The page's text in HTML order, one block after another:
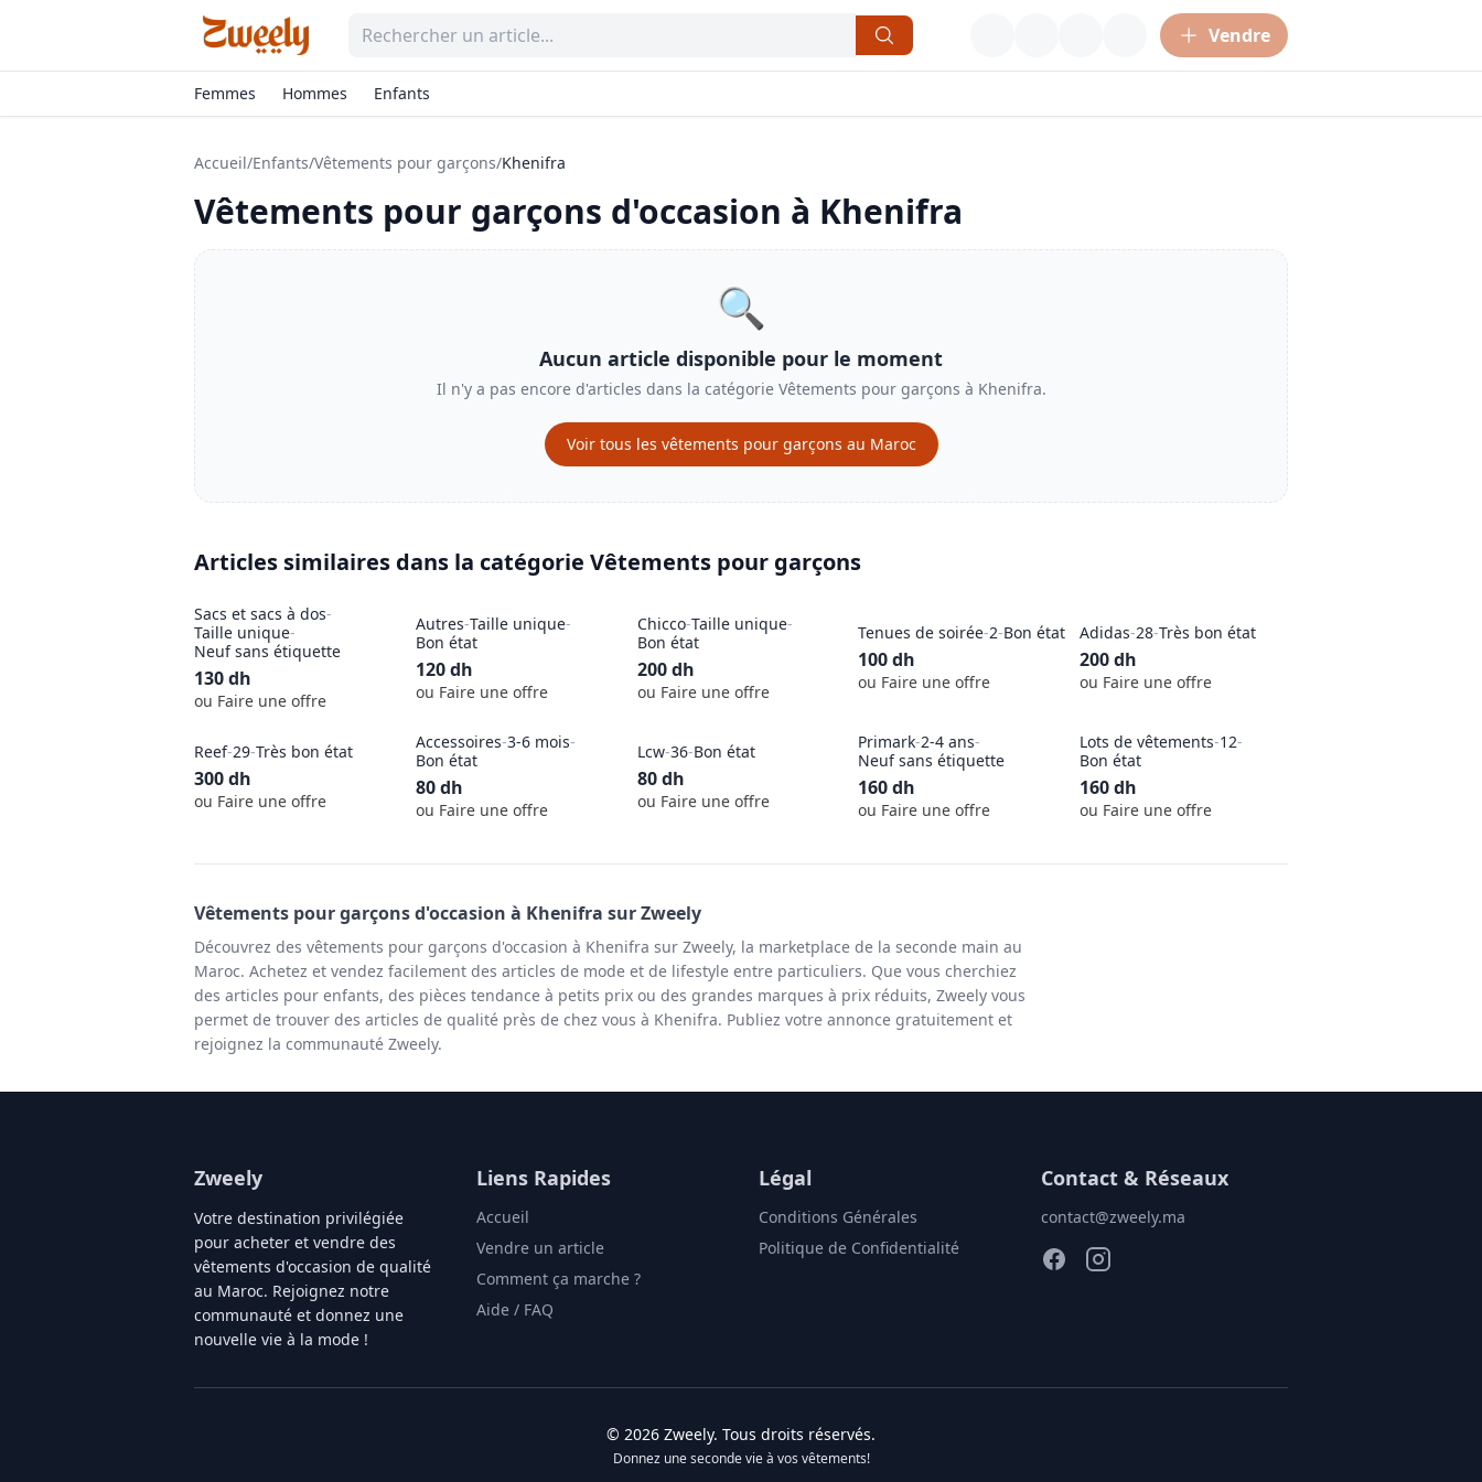
Vendre
Femmes Hommes Enfants
Accueil/Enfants/Vêtements pour garçons/Khenifra
Vêtements pour garçons d'occasion à Khenifra
🔍
Aucun article disponible pour le moment
Il n'y a pas encore d'articles dans la catégorie Vêtements pour garçons à Khenifra.
Voir tous les vêtements pour garçons au Maroc
Articles similaires dans la catégorie Vêtements pour garçons
Sacs et sacs à dos-
Taille unique-
Neuf sans étiquette
130dh
ou Faire une offre
Autres-Taille unique-
Bon état
120dh
ou Faire une offre
Chicco-Taille unique-
Bon état
200dh
ou Faire une offre
Tenues de soirée-2-Bon état
100dh
ou Faire une offre
Adidas-28-Très bon état
200dh
ou Faire une offre
Reef-29-Très bon état
300dh
ou Faire une offre
Accessoires-3-6 mois-
Bon état
80dh
ou Faire une offre
Lcw-36-Bon état
80dh
ou Faire une offre
Primark-2-4 ans-
Neuf sans étiquette
160dh
ou Faire une offre
Lots de vêtements-12-
Bon état
160dh
ou Faire une offre
Vêtements pour garçonsd'occasion à Khenifra sur Zweely
Découvrez des vêtements pour garçons d'occasion à Khenifra sur Zweely, la marketplace de la seconde main au
Maroc. Achetez et vendez facilement des articles de mode et de lifestyle entre particuliers. Que vous cherchiez
des articles pour enfants, des pièces tendance à petits prix ou des grandes marques à prix réduits, Zweely vous
permet de trouver des articles de qualité près de chez vous à Khenifra. Publiez votre annonce gratuitement et
rejoignez la communauté Zweely.
Zweely
Votre destination privilégiée
pour acheter et vendre des
vêtements d'occasion de qualité
au Maroc. Rejoignez notre
communauté et donnez une
nouvelle vie à la mode !
Liens Rapides
Accueil
Vendre un article
Comment ça marche ?
Aide / FAQ
Légal
Conditions Générales
Politique de Confidentialité
Contact & Réseaux
contact@zweely.ma
© 2026 Zweely. Tous droits réservés.
Donnez une seconde vie à vos vêtements!